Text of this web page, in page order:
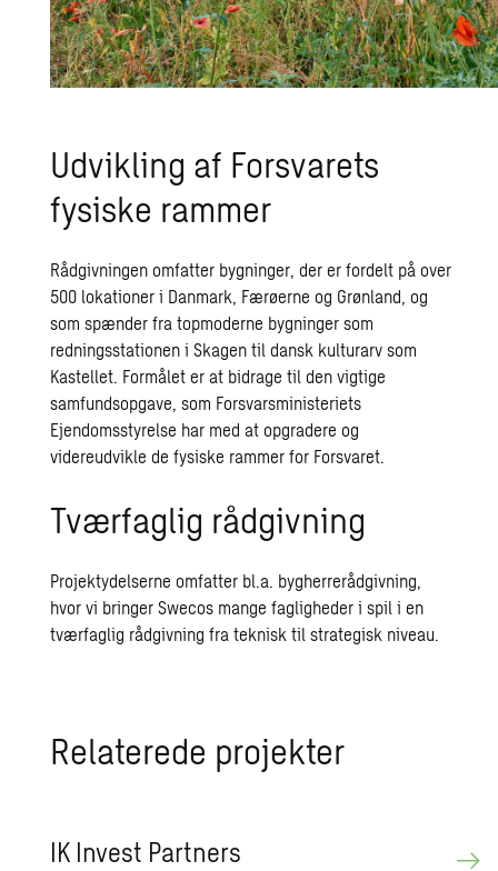
Udvikling af Forsvarets
fysiske rammer
Rådgivningen omfatter bygninger, der er fordelt på over
500 lokationer i Danmark, Færøerne og Grønland, og
som spænder fra topmoderne bygninger som
redningsstationen i Skagen til dansk kulturarv som
Kastellet. Formålet er at bidrage til den vigtige
samfundsopgave, som Forsvarsministeriets
Ejendomsstyrelse har med at opgradere og
videreudvikle de fysiske rammer for Forsvaret.
Tværfaglig rådgivning
Projektydelserne omfatter bl.a. bygherrerådgivning,
hvor vi bringer Swecos mange fagligheder i spil i en
tværfaglig rådgivning fra teknisk til strategisk niveau.
Re­la­te­re­de pro­jek­ter
IK In­vest Part­ners